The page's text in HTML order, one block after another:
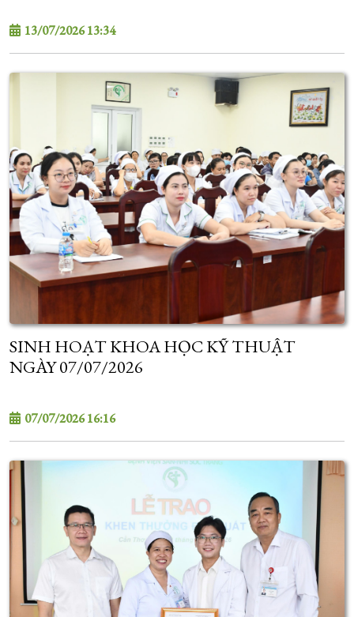
13/07/2026 13:34
SINH HOẠT KHOA HỌC KỸ THUẬT
NGÀY 07/07/2026
07/07/2026 16:16